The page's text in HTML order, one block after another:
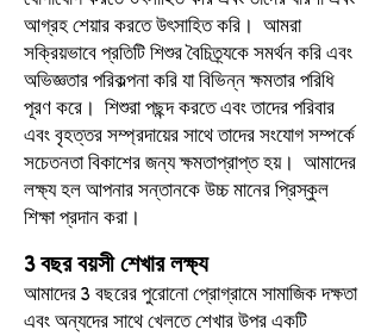
আগ্রহ শেয়ার করতে উৎসাহিত করি। আমরা
সক্রিয়ভাবে প্রতিটি শিশুর বৈচিত্র্যকে সমর্থন করি এবং
অভিজ্ঞতার পরিকল্পনা করি যা বিভিন্ন ক্ষমতার পরিধি
পূরণ করে। শিশুরা পছন্দ করতে এবং তাদের পরিবার
এবং বৃহত্তর সম্প্রদায়ের সাথে তাদের সংযোগ সম্পর্কে
সচেতনতা বিকাশের জন্য ক্ষমতাপ্রাপ্ত হয়। আমাদের
লক্ষ্য হল আপনার সন্তানকে উচ্চ মানের প্রিস্কুল
শিক্ষা প্রদান করা।
3 বছর বয়সী শেখার লক্ষ্য
আমাদের 3 বছরের পুরোনো প্রোগ্রামে সামাজিক দক্ষতা
এবং অন্যদের সাথে খেলতে শেখার উপর একটি